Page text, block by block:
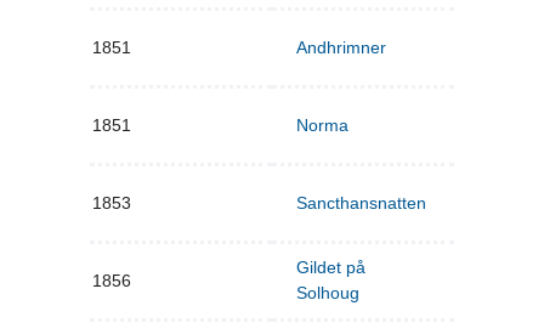
1851 Andhrimner
1851 Norma
1853 Sancthansnatten
1856
Gildet på
Solhoug